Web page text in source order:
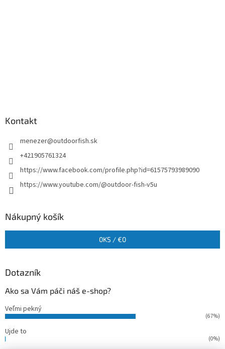
Kontakt
menezer@outdoorfish.sk
+421905761324
https://www.facebook.com/profile.php?id=61575793989090
https://www.youtube.com/@outdoor-fish-v5u
Nákupný košík
0KS /€0
Dotazník
Ako sa Vám páči náš e-shop?
Veľmi pekný
(67%)
Ujde to
(0%)